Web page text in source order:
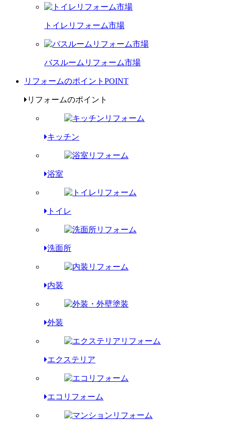
トイレリフォーム市場
バスルームリフォーム市場
リフォームのポイント POINT
リフォームのポイント
キッチン
浴室
トイレ
洗面所
内装
外装
エクステリア
エコリフォーム